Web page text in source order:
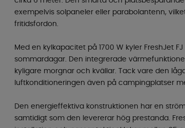
exempelvis solpaneler eller parabolantenn,
fritidsfordon.
Med en kylkapacitet på 1700 W kyler FreshJet
sommardagar. Den integrerade
kyligare morgnar och kvällar. Tack vare den
luftkonditioneringen även på campingplatser
Den energieffektiva konstruktionen har en
samtidigt som den levererar hög prestanda.